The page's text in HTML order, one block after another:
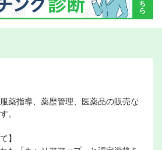
薬指導、薬歴管理、医薬品の販売な
。
】